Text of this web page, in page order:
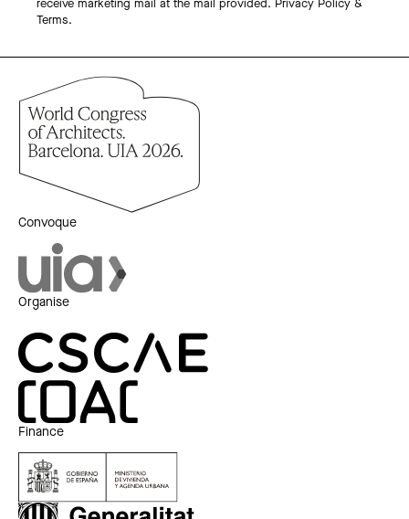
receive marketing mail at the mail provided. Privacy Policy &
Terms.
Convoque
Organise
Finance